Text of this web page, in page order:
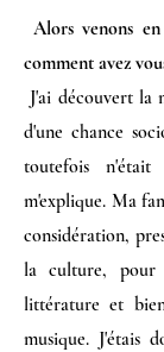
Alors venons
comment avez
J'ai découvert la
d'une chance
toutefois n'était
m'explique. Ma
considération,
la culture, pour
littérature et
musique. J'étais